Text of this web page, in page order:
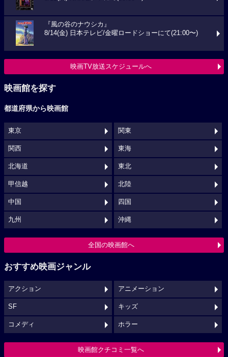
『風の谷のナウシカ』
8/14(金) 日本テレビ/金曜ロードショーにて(21:00〜)
映画TV放送スケジュールへ
映画館を探す
都道府県から映画館
東京 関東
関西 東海
北海道 東北
甲信越 北陸
中国 四国
九州 沖縄
全国の映画館へ
おすすめ映画ジャンル
アクション アニメーション
SF キッズ
コメディ ホラー
映画館クチコミ一覧へ